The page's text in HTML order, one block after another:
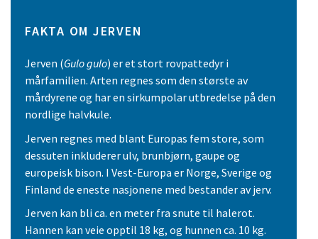
FAKTA OM JERVEN
Jerven (Gulo gulo) er et stort rovpattedyr i
mårfamilien. Arten regnes som den største av
mårdyrene og har en sirkumpolar utbredelse på den
nordlige halvkule.
Jerven regnes med blant Europas fem store, som
dessuten inkluderer ulv, brunbjørn, gaupe og
europeisk bison. I Vest-Europa er Norge, Sverige og
Finland de eneste nasjonene med bestander av jerv.
Jerven kan bli ca. en meter fra snute til halerot.
Hannen kan veie opptil 18 kg, og hunnen ca. 10 kg.